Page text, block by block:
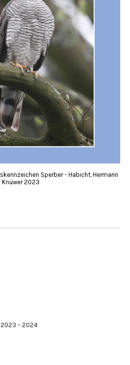
Sperber - Habicht, Hermann
Knüwer 2023
2023 – 2024